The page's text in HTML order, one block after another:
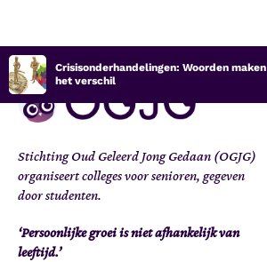
Crisisonderhandelingen: Woorden maken
het verschil
Stichting Oud Geleerd Jong Gedaan (OGJG)
organiseert colleges voor senioren, gegeven
door studenten.
‘Persoonlijke groei is niet afhankelijk van
leeftijd.’